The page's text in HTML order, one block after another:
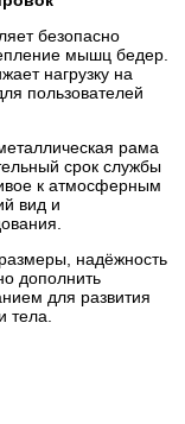
безопасно
мышц бедер.
нагрузку на
пользователей
рама
срок службы
к атмосферным
вид и
надёжность
дополнить
для развития
тела.